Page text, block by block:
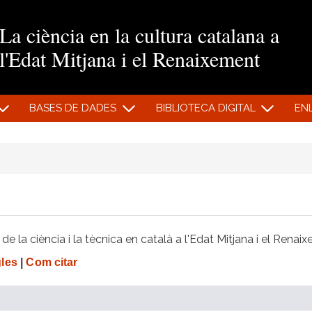
La ciència en la cultura catalana a
l'Edat Mitjana i el Renaixement
BASES DE DADES BIBLIOTECA DIGITAL
la ciència i la tècnica en català a l'Edat Mitjana i el
| Com citar